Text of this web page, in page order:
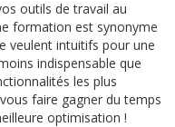
outils de travail au
formation est synonyme
veulent intuitifs pour une
indispensable que
les plus
faire gagner du temps
optimisation !